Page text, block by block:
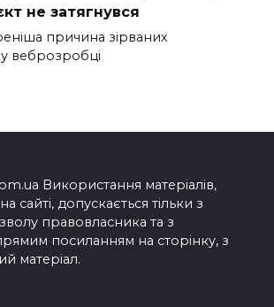
не затягнувся
причина зірваних
веброзробці
Використання матеріалів,
сайті, допускається тільки з
правовласника та з
посиланням на сторінку, з
матеріал.